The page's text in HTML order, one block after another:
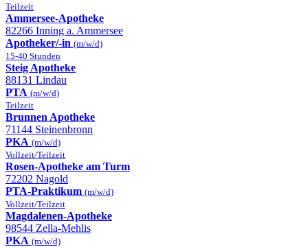
Teilzeit
Ammersee-Apotheke
82266 Inning a. Ammersee
Apotheker/-in (m/w/d)
15-40 Stunden
Steig Apotheke
88131 Lindau
PTA (m/w/d)
Teilzeit
Brunnen Apotheke
71144 Steinenbronn
PKA (m/w/d)
Vollzeit/Teilzeit
Rosen-Apotheke am Turm
72202 Nagold
PTA-Praktikum (m/w/d)
Vollzeit/Teilzeit
Magdalenen-Apotheke
98544 Zella-Mehlis
PKA (m/w/d)